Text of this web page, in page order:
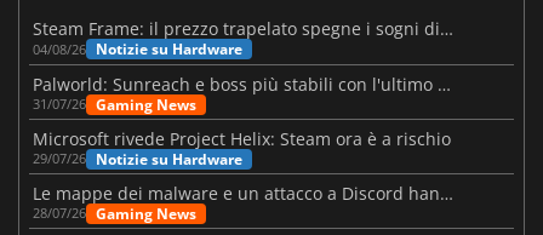
Steam Frame: il prezzo trapelato spegne i sogni di un VR economico
04/08/26 Notizie su Hardware
Palworld: Sunreach e boss più stabili con l'ultimo update
31/07/26 Gaming News
Microsoft rivede Project Helix: Steam ora è a rischio
29/07/26 Notizie su Hardware
Le mappe dei malware e un attacco a Discord hanno colpito Meccha Chameleon
28/07/26 Gaming News